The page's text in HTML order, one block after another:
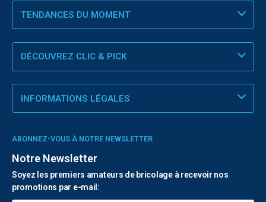
TENDANCES DU MOMENT
DÉCOUVREZ CLIC & PICK
INFORMATIONS LÉGALES
ABONNEZ-VOUS À NOTRE NEWSLETTER
Notre Newsletter
Soyez les premiers amateurs de bricolage à recevoir nos
promotions par e-mail: